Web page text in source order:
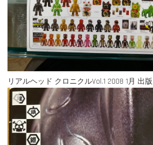
リアルヘッド クロニクルVol.1 2008 1月 出版